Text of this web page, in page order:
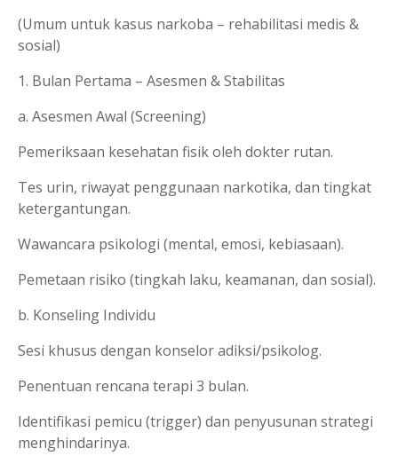
(Umum untuk kasus narkoba – rehabilitasi medis &
sosial)
1. Bulan Pertama – Asesmen & Stabilitas
a. Asesmen Awal (Screening)
Pemeriksaan kesehatan fisik oleh dokter rutan.
Tes urin, riwayat penggunaan narkotika, dan tingkat
ketergantungan.
Wawancara psikologi (mental, emosi, kebiasaan).
Pemetaan risiko (tingkah laku, keamanan, dan sosial).
b. Konseling Individu
Sesi khusus dengan konselor adiksi/psikolog.
Penentuan rencana terapi 3 bulan.
Identifikasi pemicu (trigger) dan penyusunan strategi
menghindarinya.